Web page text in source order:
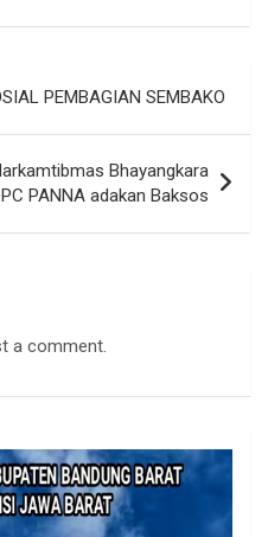
ke
dI
n
PEMBAGIAN SEMBAKO
Bhayangkara
PANNA adakan Baksos
a comment.